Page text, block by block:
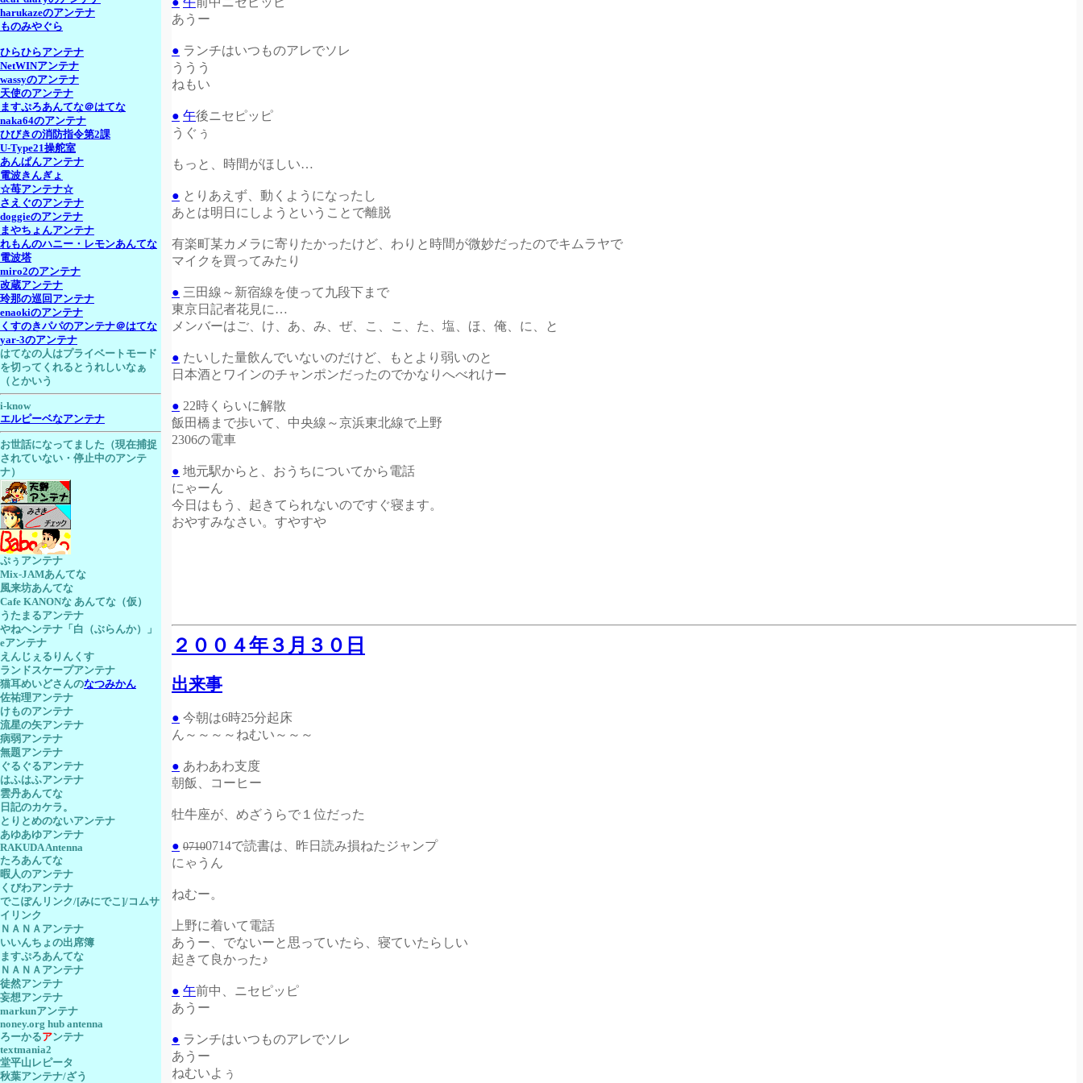
あうー
● ランチはいつものアレでソレ
ううう
ねもい
● 午後ニセピッピ
うぐぅ
もっと、時間がほしい…
● とりあえず、動くようになったし
あとは明日にしようということで離脱
有楽町某カメラに寄りたかったけど、わりと時間が微妙だったのでキムラヤで
マイクを買ってみたり
● 三田線～新宿線を使って九段下まで
東京日記者花見に…
メンバーはご、け、あ、み、ぜ、こ、こ、た、塩、ほ、俺、に、と
● たいした量飲んでいないのだけど、もとより弱いのと
日本酒とワインのチャンポンだったのでかなりへべれけー
● 22時くらいに解散
飯田橋まで歩いて、中央線～京浜東北線で上野
2306の電車
● 地元駅からと、おうちについてから電話
にゃーん
今日はもう、起きてられないのですぐ寝ます。
おやすみなさい。すやすや
２００４年３月３０日
出来事
● 今朝は6時25分起床
ん～～～～ねむい～～～
● あわあわ支度
朝飯、コーヒー
牡牛座が、めざうらで１位だった
● 07100714で読書は、昨日読み損ねたジャンプ
にゃうん
ねむー。
上野に着いて電話
あうー、でないーと思っていたら、寝ていたらしい
起きて良かった♪
● 午前中、ニセピッピ
あうー
● ランチはいつものアレでソレ
あうー
ねむいよぅ
harukazeのアンテナ
ものみやぐら
ひらひらアンテナ
NetWINアンテナ
wassyのアンテナ
天使のアンテナ
ますぷろあんてな＠はてな
naka64のアンテナ
ひびきの消防指令第2課
U-Type21操舵室
あんぱんアンテナ
電波きんぎょ
☆苺アンテナ☆
さえぐのアンテナ
doggieのアンテナ
まやちょんアンテナ
れもんのハニー・レモンあんてな
電波塔
miro2のアンテナ
改蔵アンテナ
玲那の巡回アンテナ
enaokiのアンテナ
くすのきパパのアンテナ＠はてな
yar-3のアンテナ
はてなの人はプライベートモード
を切ってくれるとうれしいなぁ
（とかいう
i-know
エルピーベなアンテナ
お世話になってました（現在捕捉
されていない・停止中のアンテ
ナ）
ぷぅアンテナ
Mix-JAMあんてな
風来坊あんてな
Cafe KANONな あんてな（仮）
うたまるアンテナ
やねヘンテナ「白（ぶらんか）」
eアンテナ
えんじぇるりんくす
ランドスケープアンテナ
猫耳めいどさんのなつみかん
佐祐理アンテナ
けものアンテナ
流星の矢アンテナ
病弱アンテナ
無題アンテナ
ぐるぐるアンテナ
はふはふアンテナ
雲丹あんてな
日記のカケラ。
とりとめのないアンテナ
あゆあゆアンテナ
RAKUDA Antenna
たろあんてな
暇人のアンテナ
くびわアンテナ
でこぽんリンク/[みにでこ]/コムサ
イリンク
ＮＡＮＡアンテナ
いいんちょの出席簿
ますぷろあんてな
ＮＡＮＡアンテナ
徒然アンテナ
妄想アンテナ
markunアンテナ
noney.org hub antenna
ろーかるアンテナ
textmania2
堂平山レピータ
秋葉アンテナ/ざう